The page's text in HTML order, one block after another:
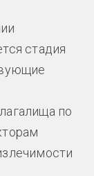
стадия
по